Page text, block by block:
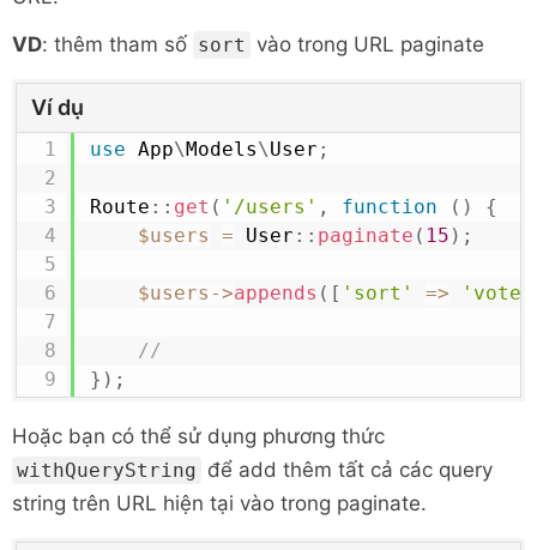
VD: thêm tham số sort vào trong URL paginate
Ví dụ
use App\Models\User ;
Route :: get ( '/users' , function ( )
{
$users
= User :: paginate ( 15 ) ;
$users ->appends ( [ 'sort' =>
//
} ) ;
Hoặc bạn có thể sử dụng phương thức
withQueryString để add thêm tất cả các query
string trên URL hiện tại vào trong paginate.